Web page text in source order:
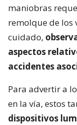
maniobras
remolque de los
cuidado,
aspectos
accidentes
Para advertir a
en la vía, estos
dispositivos